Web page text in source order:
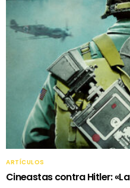
ARTÍCULOS
Cineastas contra Hitler: